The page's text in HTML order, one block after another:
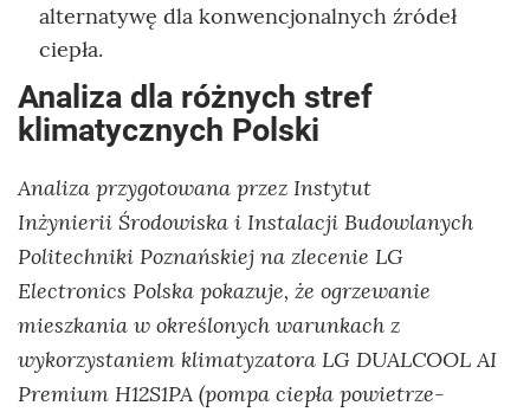
alternatywę dla konwencjonalnych źródeł
ciepła.
Analiza dla różnych stref
klimatycznych Polski
Analiza przygotowana przez Instytut
Inżynierii Środowiska i Instalacji Budowlanych
Politechniki Poznańskiej na zlecenie LG
Electronics Polska pokazuje, że ogrzewanie
mieszkania w określonych warunkach z
wykorzystaniem klimatyzatora LG DUALCOOL AI
Premium H12S1PA (pompa ciepła powietrze-